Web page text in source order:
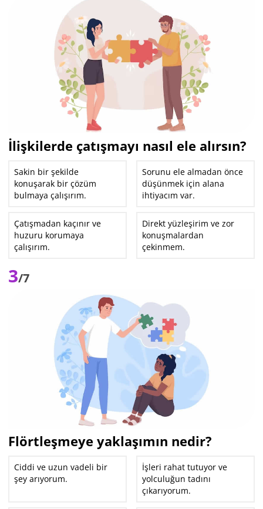
İlişkilerde çatışmayı nasıl ele alırsın?
Sakin bir şekilde
konuşarak bir çözüm
bulmaya çalışırım.
Sorunu ele almadan önce
düşünmek için alana
ihtiyacım var.
Çatışmadan kaçınır ve
huzuru korumaya
çalışırım.
Direkt yüzleşirim ve zor
konuşmalardan
çekinmem.
3/7
Flörtleşmeye yaklaşımın nedir?
Ciddi ve uzun vadeli bir
şey arıyorum.
İşleri rahat tutuyor ve
yolculuğun tadını
çıkarıyorum.